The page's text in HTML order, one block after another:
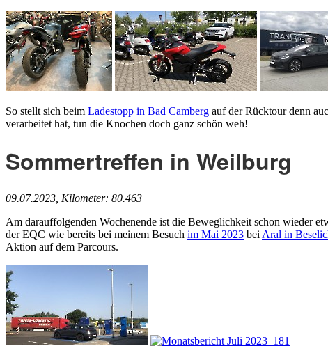
So stellt sich beim Ladestopp in Bad Camberg auf der Rücktour denn
verarbeitet hat, tun die Knochen doch ganz schön weh!
Sommertreffen in Weilburg
09.07.2023, Kilometer: 80.463
Am darauffolgenden Wochenende ist die Beweglichkeit schon wieder
der EQC wie bereits bei meinem Besuch im Mai 2023 bei Aral in
Aktion auf dem Parcours.